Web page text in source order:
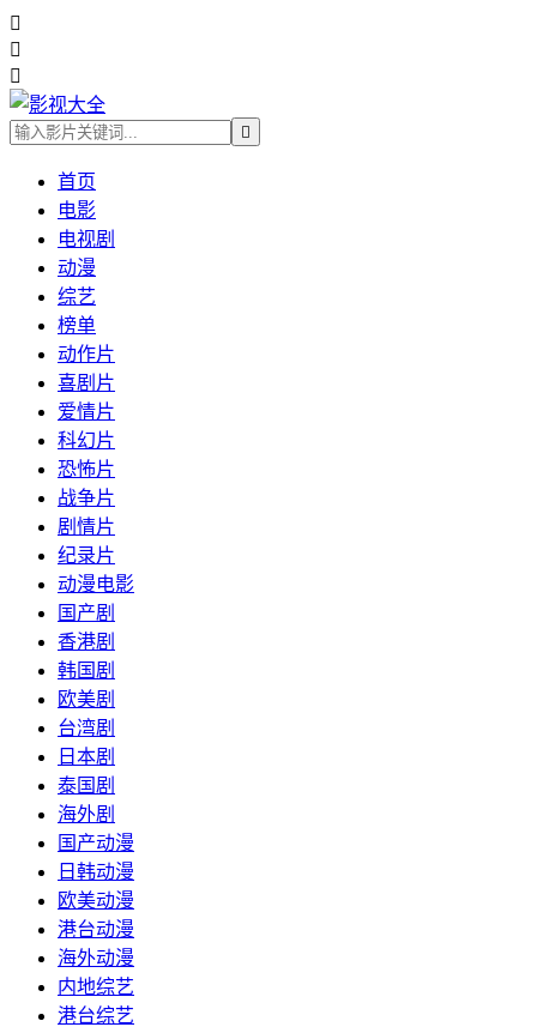




首页
电影
电视剧
动漫
综艺
榜单
动作片
喜剧片
爱情片
科幻片
恐怖片
战争片
剧情片
纪录片
动漫电影
国产剧
香港剧
韩国剧
欧美剧
台湾剧
日本剧
泰国剧
海外剧
国产动漫
日韩动漫
欧美动漫
港台动漫
海外动漫
内地综艺
港台综艺